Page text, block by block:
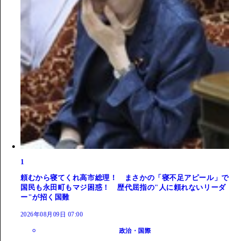
1
頼むから寝てくれ高市総理！ まさかの「寝不足アピール」で
国民も永田町もマジ困惑！ 歴代屈指の"人に頼れないリーダ
ー"が招く国難
2026年08月09日 07:00
政治・国際